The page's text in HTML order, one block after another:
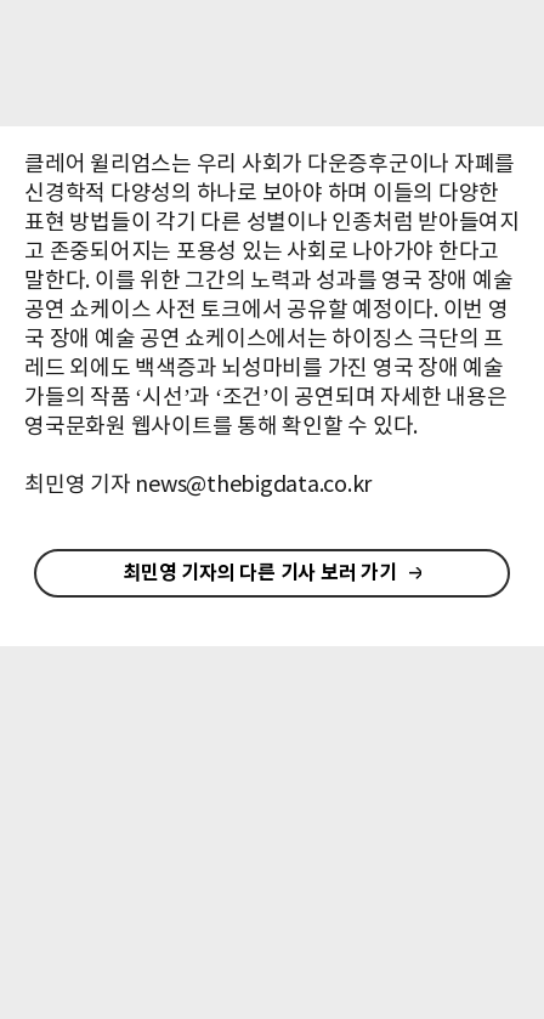
클레어 윌리엄스는 우리 사회가 다운증후군이나 자폐를
신경학적 다양성의 하나로 보아야 하며 이들의 다양한
표현 방법들이 각기 다른 성별이나 인종처럼 받아들여지
고 존중되어지는 포용성 있는 사회로 나아가야 한다고
말한다. 이를 위한 그간의 노력과 성과를 영국 장애 예술
공연 쇼케이스 사전 토크에서 공유할 예정이다. 이번 영
국 장애 예술 공연 쇼케이스에서는 하이징스 극단의 프
레드 외에도 백색증과 뇌성마비를 가진 영국 장애 예술
가들의 작품 ‘시선’과 ‘조건’이 공연되며 자세한 내용은
영국문화원 웹사이트를 통해 확인할 수 있다.
최민영 기자 news@thebigdata.co.kr
최민영 기자의 다른 기사 보러 가기